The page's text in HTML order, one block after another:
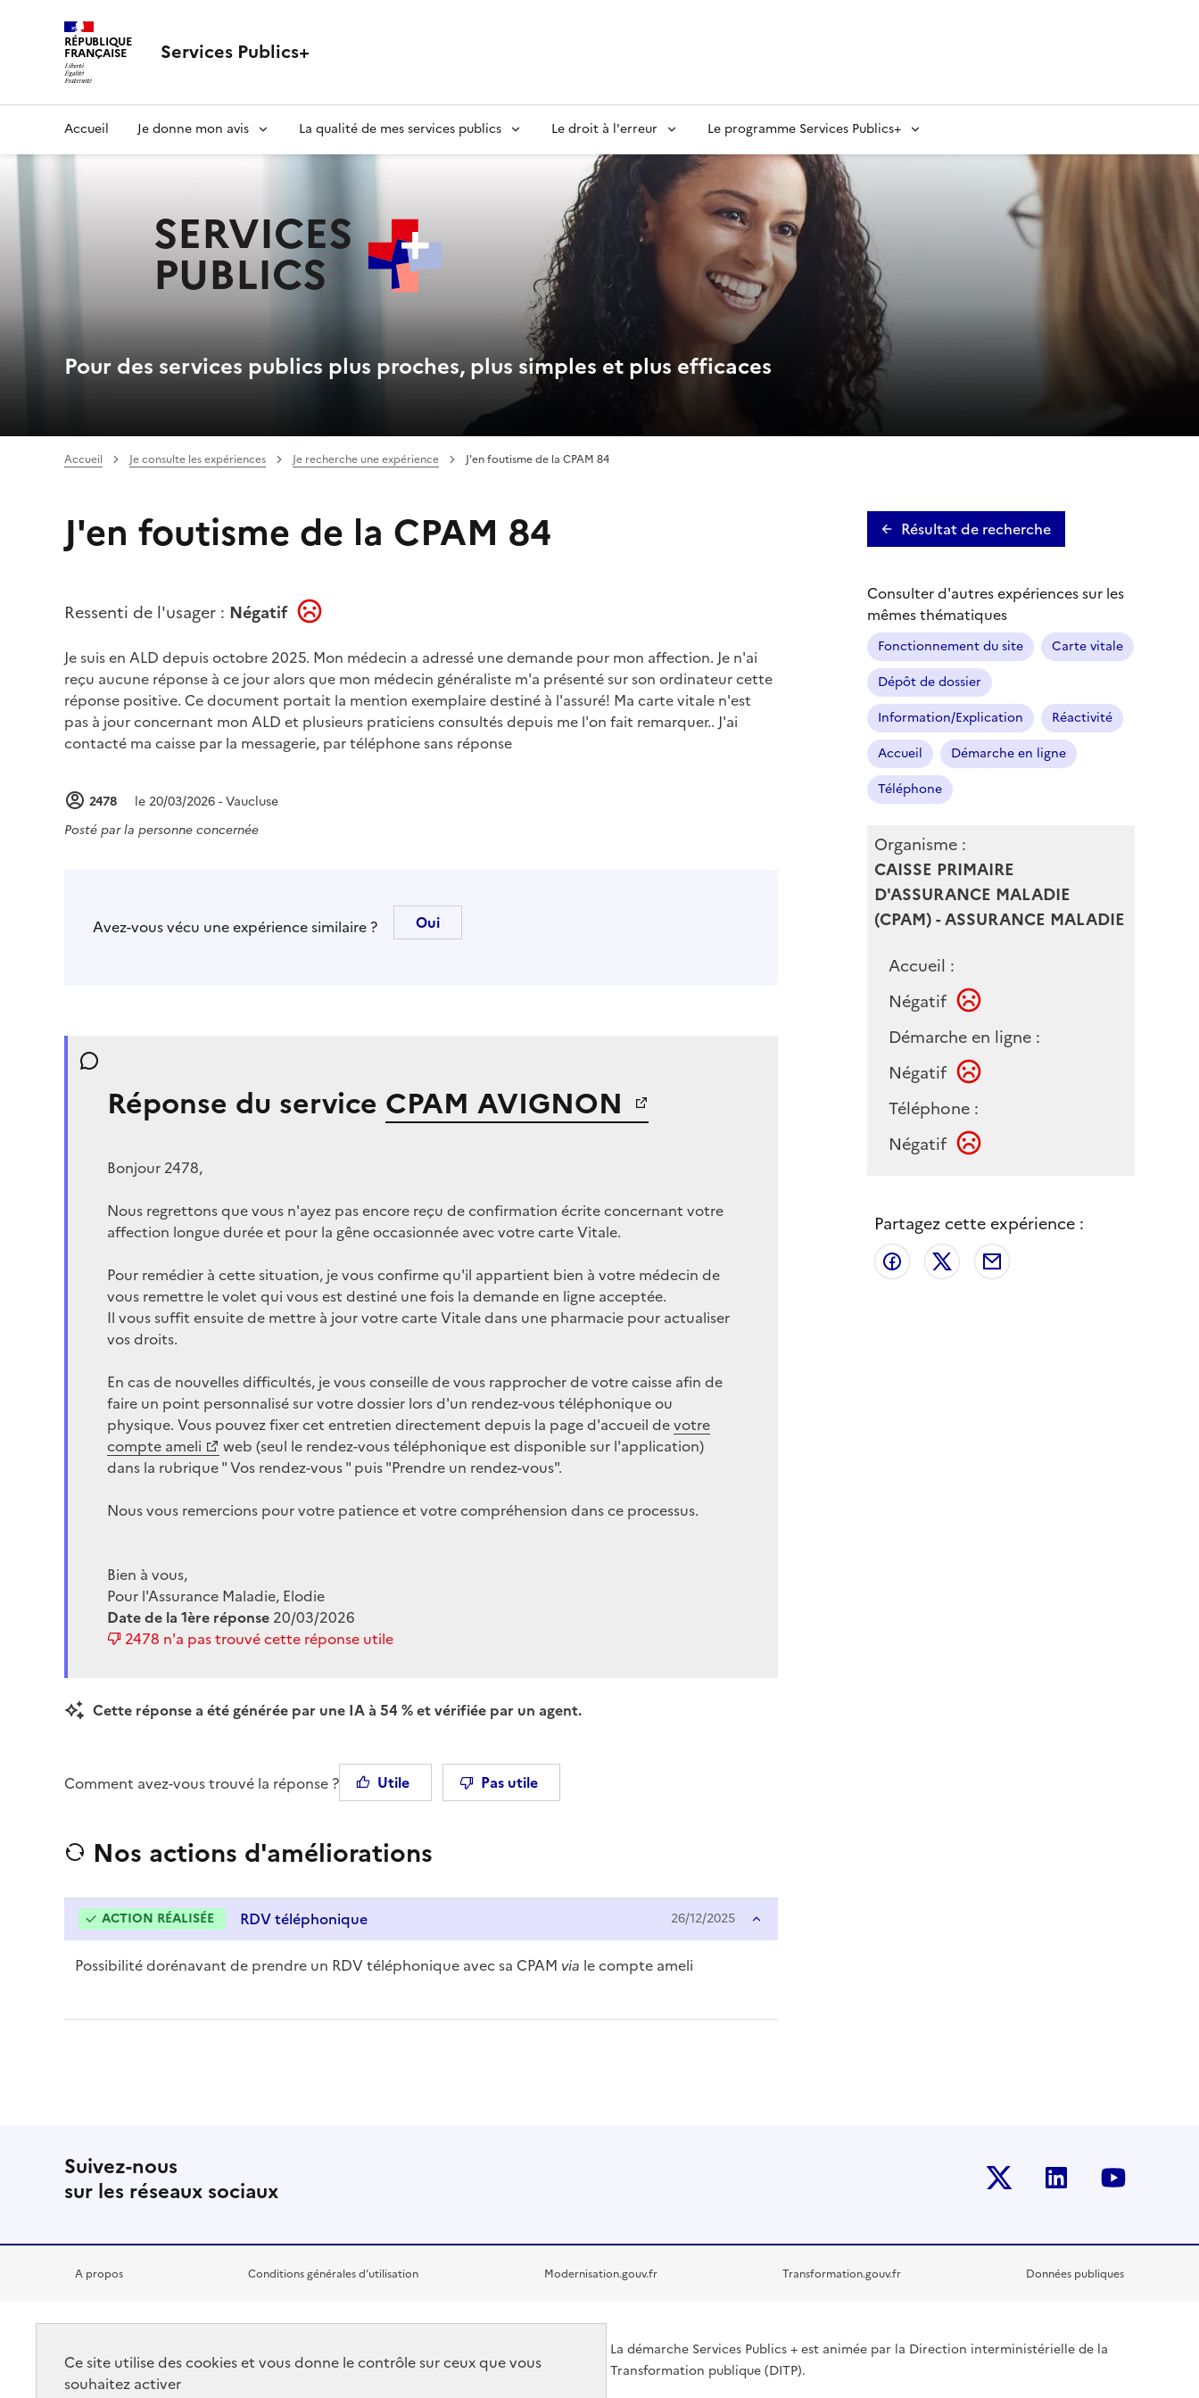
RÉPUBLIQUE
FRANÇAISE Services Publics+
principaleAccueil Je donne mon avis La qualité de mes services publics Le droit à l'erreur Le programme Services Publics+
SERVICES
PUBLICS
Pour des services publics plus proches, plus simples et plus efficaces
Accueil Je consulte les expériences Je recherche une expérience J'en foutisme de la CPAM 84
J'en foutisme de la CPAM 84
Ressenti de l'usager : Négatif
Je suis en ALD depuis octobre 2025. Mon médecin a adressé une demande pour mon affection. Je n'ai
reçu aucune réponse à ce jour alors que mon médecin généraliste m'a présenté sur son ordinateur cette
réponse positive. Ce document portait la mention exemplaire destiné à l'assuré! Ma carte vitale n'est
pas à jour concernant mon ALD et plusieurs praticiens consultés depuis me l'on fait remarquer.. J'ai
contacté ma caisse par la messagerie, par téléphone sans réponse
2478
le 20/03/2026 - Vaucluse
Posté parla personne concernée
Avez-vous vécu une expérience similaire ?
Réponse du service CPAM AVIGNON
Bonjour 2478,
Nous regrettons que vous n'ayez pas encore reçu de confirmation écrite concernant votre
affection longue durée et pour la gêne occasionnée avec votre carte Vitale.
Pour remédier à cette situation, je vous confirme qu'il appartient bien à votre médecin de
vous remettre le volet qui vous est destiné une fois la demande en ligne acceptée.
Il vous suffit ensuite de mettre à jour votre carte Vitale dans une pharmacie pour actualiser
vos droits.
En cas de nouvelles difficultés, je vous conseille de vous rapprocher de votre caisse afin de
faire un point personnalisé sur votre dossier lors d'un rendez-vous téléphonique ou
physique. Vous pouvez fixer cet entretien directement depuis la page d'accueil devotre
compte ameli
web (seul le rendez-vous téléphonique est disponible sur l'application)
dans la rubrique " Vos rendez-vous " puis "Prendre un rendez-vous" .
Nous vous remercions pour votre patience et votre compréhension dans ce processus.
Bien à vous,
Pour l'Assurance Maladie, Elodie
Date de la 1ère réponse 20/03/2026
2478 n'a pas trouvé cette réponse utile
Cette réponse a été générée par une IA à 54 % et vérifiée par un agent.
Comment avez-vous trouvé la réponse ? Utile Pas utile
Nos actions d'améliorations
ACTION RÉALISÉE RDV téléphonique 26/12/2025
Possibilité dorénavant de prendre un RDV téléphonique avec sa CPAM via le compte ameli
Résultat de recherche
Consulter d'autres expériences sur les
mêmes thématiques
Fonctionnement du site
Carte vitale
Dépôt de dossier
Information/Explication
Réactivité
Accueil
Démarche en ligne
Téléphone
Organisme :
CAISSE PRIMAIRE
D'ASSURANCE MALADIE
(CPAM) - ASSURANCE MALADIE
Accueil :
Négatif
Démarche en ligne :
Négatif
Téléphone :
Négatif
Partagez cette expérience :
Partager sur Facebook
Partager sur X
Suivez-nous
sur les réseaux sociaux
Twitter-x Linkedin
A propos Conditions générales d’utilisation Modernisation.gouv.fr Transformation.gouv.fr Données publiques
RÉPUBLIQUE
FRANÇAISE
La démarche Services Publics + est animée par la Direction interministérielle de la
Transformation publique (DITP).
Ce site utilise des cookies et vous donne le contrôle sur ceux que vous
souhaitez activer